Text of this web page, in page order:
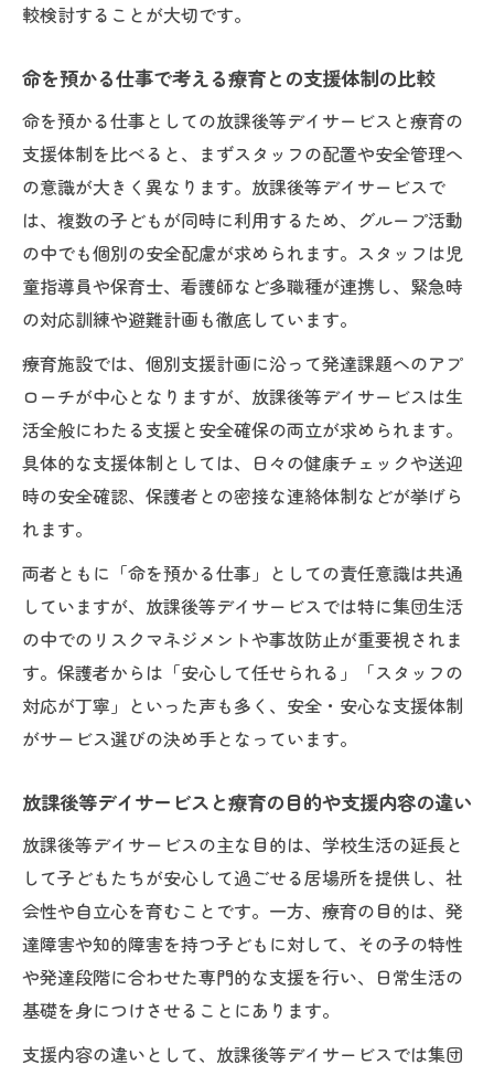
較検討することが大切です。
命を預かる仕事で考える療育との支援体制の比較
命を預かる仕事としての放課後等デイサービスと療育の
支援体制を比べると、まずスタッフの配置や安全管理へ
の意識が大きく異なります。放課後等デイサービスで
は、複数の子どもが同時に利用するため、グループ活動
の中でも個別の安全配慮が求められます。スタッフは児
童指導員や保育士、看護師など多職種が連携し、緊急時
の対応訓練や避難計画も徹底しています。
療育施設では、個別支援計画に沿って発達課題へのアプ
ローチが中心となりますが、放課後等デイサービスは生
活全般にわたる支援と安全確保の両立が求められます。
具体的な支援体制としては、日々の健康チェックや送迎
時の安全確認、保護者との密接な連絡体制などが挙げら
れます。
両者ともに「命を預かる仕事」としての責任意識は共通
していますが、放課後等デイサービスでは特に集団生活
の中でのリスクマネジメントや事故防止が重要視されま
す。保護者からは「安心して任せられる」「スタッフの
対応が丁寧」といった声も多く、安全・安心な支援体制
がサービス選びの決め手となっています。
放課後等デイサービスと療育の目的や支援内容の違い
放課後等デイサービスの主な目的は、学校生活の延長と
して子どもたちが安心して過ごせる居場所を提供し、社
会性や自立心を育むことです。一方、療育の目的は、発
達障害や知的障害を持つ子どもに対して、その子の特性
や発達段階に合わせた専門的な支援を行い、日常生活の
基礎を身につけさせることにあります。
支援内容の違いとして、放課後等デイサービスでは集団